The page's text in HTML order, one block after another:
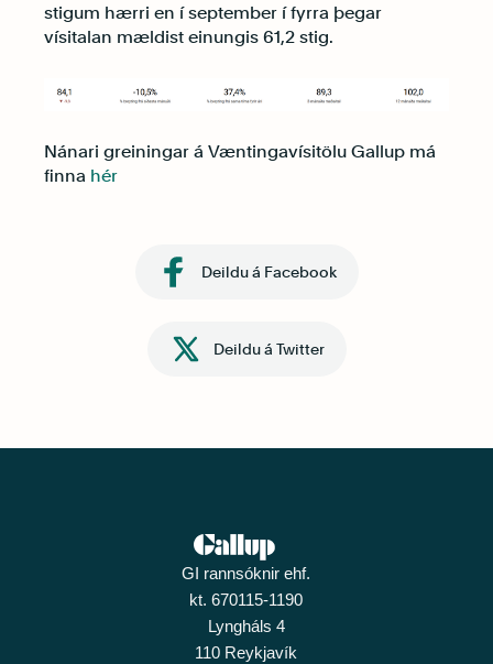
stigum hærri en í september í fyrra þegar
vísitalan mældist einungis 61,2 stig.
Nánari greiningar á Væntingavísitölu Gallup má
finna hér
Deildu á Facebook
Deildu á Twitter
GI rannsóknir ehf.
kt. 670115-1190
Lyngháls 4
110 Reykjavík